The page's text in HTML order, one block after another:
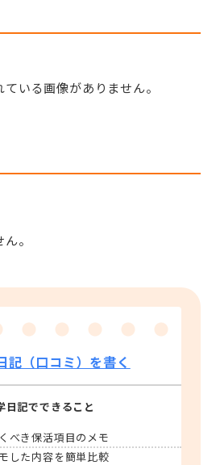
いる画像がありません。
。
記（口コミ）を書く
日記でできること
べき保活項目のメモ
した内容を簡単比較